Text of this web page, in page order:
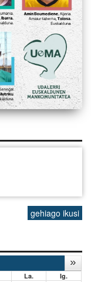
gehiago ikusi
La. Ig.